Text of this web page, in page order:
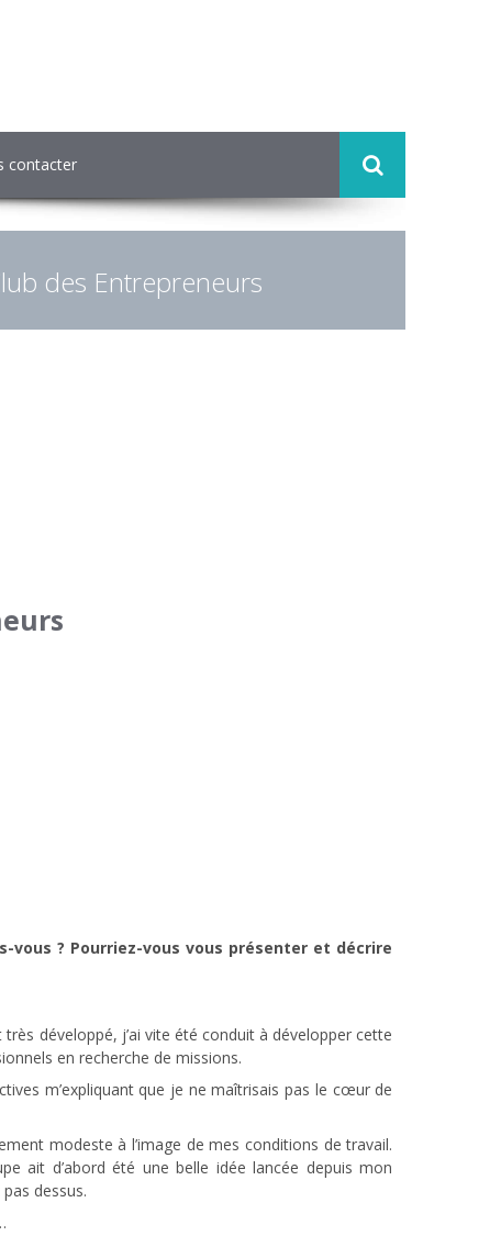
contacter
des Entrepreneurs
vous ? Pourriez-vous vous présenter et décrire
développé, j’ai vite été conduit à développer cette
en recherche de missions.
m’expliquant que je ne maîtrisais pas le cœur de
modeste à l’image de mes conditions de travail.
ait d’abord été une belle idée lancée depuis mon
dessus.